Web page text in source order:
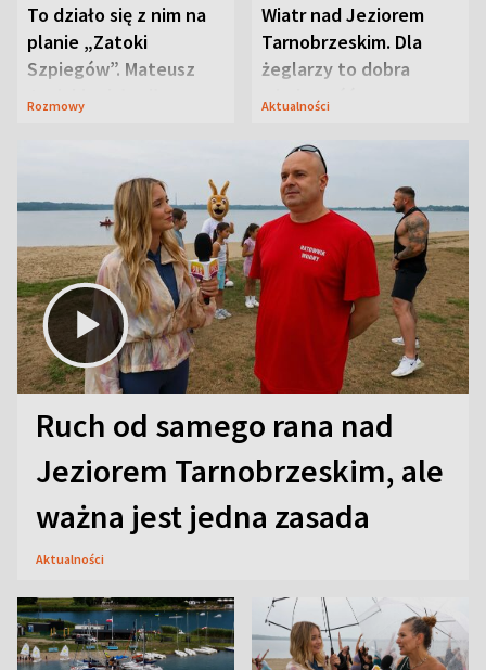
To działo się z nim na
planie „Zatoki
Szpiegów”. Mateusz
Janicki odsłonił
Rozmowy
Wiatr nad Jeziorem
Tarnobrzeskim. Dla
żeglarzy to dobra
wiadomość
Aktualności
Ruch od samego rana nad
Jeziorem Tarnobrzeskim, ale
ważna jest jedna zasada
Aktualności